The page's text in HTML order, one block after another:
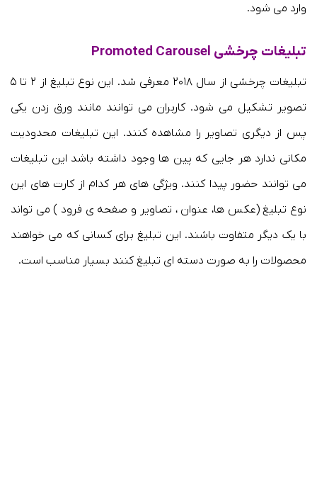
وارد می شود.
تبلیغات چرخشی Promoted Carousel
تبلیغات چرخشی از سال ۲۰۱۸ معرفی شد. این نوع تبلیغ از ۲ تا ۵
تصویر تشکیل می شود. کاربران می توانند مانند ورق زدن یکی
پس از دیگری تصاویر را مشاهده کنند. این تبلیغات محدودیت
مکانی ندارد هر جایی که پین ها وجود داشته باشد این تبلیغات
می توانند حضور پیدا کنند. ویژگی های هر کدام از کارت های این
نوع تبلیغ (عکس ها، عنوان ، تصاویر و صفحه ی فرود ) می تواند
با یک دیگر متفاوت باشند. این تبلیغ برای کسانی که می خواهند
محصولات را به صورت دسته ای تبلیغ کنند بسیار مناسب است.